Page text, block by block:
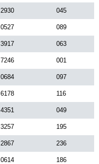
2930 045
0527 089
3917 063
7246 001
0684 097
6178 116
4351 049
3257 195
2867 236
0614 186